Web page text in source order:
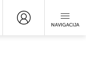
NAVIGACIJA